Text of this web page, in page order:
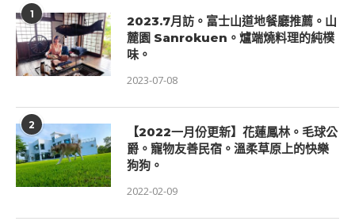
1
2023.7月訪。富士山道地餐廳推薦。山
麓園 Sanrokuen。爐端燒料理的純樸
味。
2023-07-08
2
【2022一月份更新】花蓮鳳林。毛球公
爵。寵物友善民宿。溫柔草原上的快樂
狗狗。
2022-02-09